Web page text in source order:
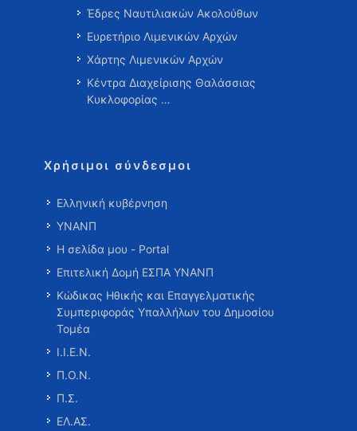
Έδρες Ναυτιλιακών Ακολούθων
Ευρετήριο Λιμενικών Αρχών
Χάρτης Λιμενικών Αρχών
Κέντρα Διαχείρισης Θαλάσσιας
Κυκλοφορίας …
Χρήσιμοι σύνδεσμοι
Ελληνική κυβέρνηση
ΥΝΑΝΠ
Η σελίδα μου - Portal
Επιτελική Δομή ΕΣΠΑ ΥΝΑΝΠ
Κώδικας Ηθικής και Επαγγελματικής
Συμπεριφοράς Υπαλλήλων του Δημοσίου
Τομέα
Ι.Ι.Ε.Ν.
Π.Ο.Ν.
Π.Σ.
ΕΛ.ΑΣ.